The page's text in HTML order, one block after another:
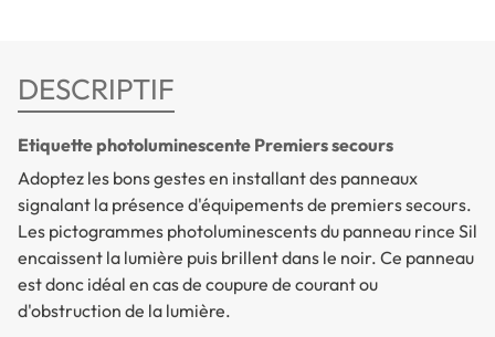
DESCRIPTIF
Etiquette photoluminescente Premiers secours
Adoptez les bons gestes en installant des panneaux
signalant la présence d'équipements de premiers secours.
Les pictogrammes photoluminescents du panneau rince Sil
encaissent la lumière puis brillent dans le noir. Ce panneau
est donc idéal en cas de coupure de courant ou
d'obstruction de la lumière.